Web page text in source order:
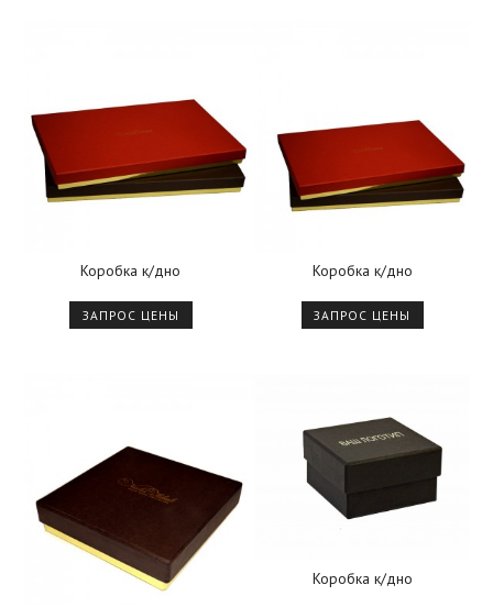
Коробка к/дно
ЗАПРОС ЦЕНЫ
Коробка к/дно
ЗАПРОС ЦЕНЫ
Коробка к/дно